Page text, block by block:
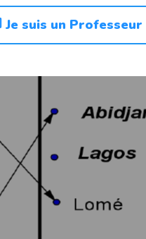
Je suis un Professeur